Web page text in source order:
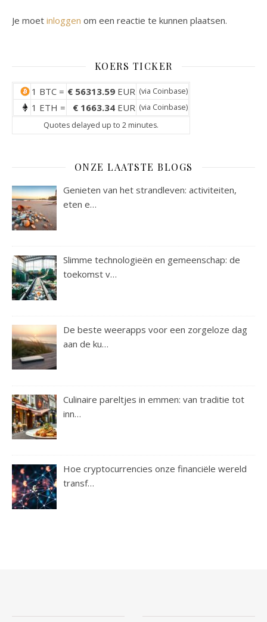
Je moet inloggen om een reactie te kunnen plaatsen.
KOERS TICKER
1 BTC = € 56313.59 EUR (via Coinbase)
1 ETH = € 1663.34 EUR (via Coinbase)
Quotes delayed up to 2 minutes.
ONZE LAATSTE BLOGS
Genieten van het strandleven: activiteiten,
eten e…
Slimme technologieën en gemeenschap: de
toekomst v…
De beste weerapps voor een zorgeloze dag
aan de ku…
Culinaire pareltjes in emmen: van traditie tot
inn…
Hoe cryptocurrencies onze financiële wereld
transf…